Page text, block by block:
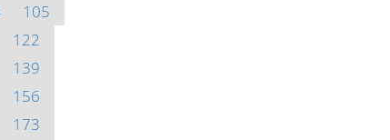
105
122
139
156
173